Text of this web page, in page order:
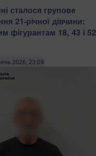
сталося групове
21-річної дівчини:
фігурантам 18, 43 і 52
2026, 23:09